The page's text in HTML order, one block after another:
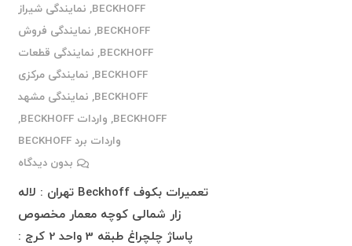
BECKHOFF
, نمایندگی شیراز
BECKHOFF
, نمایندگی فروش
BECKHOFF
, نمایندگی قطعات
BECKHOFF
, نمایندگی مرکزی
BECKHOFF
, نمایندگی مشهد
BECKHOFF
, واردات BECKHOFF
,
واردات برد BECKHOFF
بدون دیدگاه
تعمیرات بکوف Beckhoff تهران : لاله
زار شمالی کوچه معمار مخصوص
پاساژ چلچراغ طبقه 3 واحد 2 کرج :